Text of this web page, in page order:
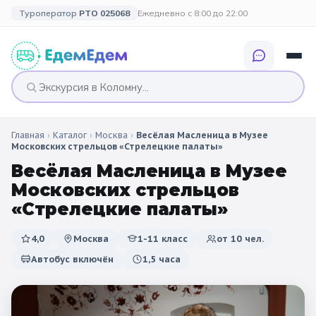
Туроператор РТО 025068 Ежедневно с 8:00 до 22:00
🎉 ПО ПРАЗДНИКАМ
Все праздники
🔔 1 сентября
🎄 Новогодние
🥞 Масленица
🗓️ ПО КАНИКУЛАМ
🍂 Осенние
❄️ Зимние
🌸 Весенние
🗓️ ПО ДЛИТЕЛЬНОСТИ
Однодневные
2 дня / 1 ночь
3 дня и больше
🎉 СОБЫТИЙНЫЕ
🍂 Осенние
каникулы
туры
🎓 Выпускные
Главная › Каталог › Москва › Весёлая Масленица в Музее
Московских стрельцов «Стрелецкие палаты»
Весёлая Масленица в Музее
Московских стрельцов
«Стрелецкие палаты»
4,0 Москва 1-11 класс от 10 чел.
Автобус включён
1,5 часа